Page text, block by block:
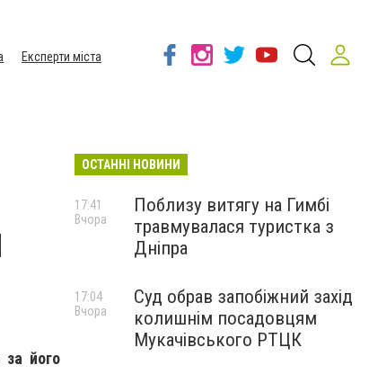
Експерти міста
за його
ОСТАННІ НОВИНИ
Поблизу витягу на Гимбі
травмувалася туристка з
Дніпра
17:41
Вчора
Суд обрав запобіжний захід
колишнім посадовцям
Мукачівського РТЦК
17:04
Вчора